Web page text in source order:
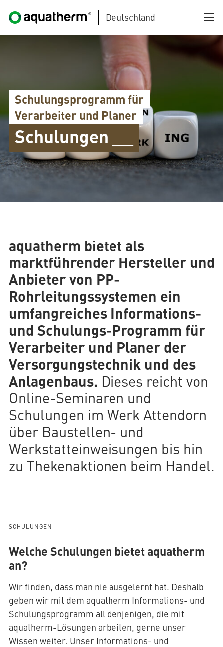
Deutschland
AQUATHERM BLACK
AQUATHERM RED
AQUATHERM ENERGY
AQUATHERM SERVICES
Kontakt
Internationale
Partner
finden
Blog
Content
Hub
Planungshilfen
Karriere
Downloads
News
Schulungsprogramm für
Verarbeiter und Planer
Schulungen __
aquatherm bietet als
marktführender Hersteller und
Anbieter von PP-
Rohrleitungssystemen ein
umfangreiches Informations-
und Schulungs-Programm für
Verarbeiter und Planer der
Versorgungstechnik und des
Anlagenbaus. Dieses reicht von
Online-Seminaren und
Schulungen im Werk Attendorn
über Baustellen- und
Werkstatteinweisungen bis hin
zu Thekenaktionen beim Handel.
SCHULUNGEN
Welche Schulungen bietet aquatherm
an?
Wir finden, dass man nie ausgelernt hat. Deshalb
geben wir mit dem aquatherm Informations- und
Schulungsprogramm all denjenigen, die mit
aquatherm-Lösungen arbeiten, gerne unser
Wissen weiter. Unser Informations- und